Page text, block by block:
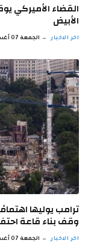
القضاء الأميركي
الأبيض
اخر الاخبار الجمعة 07 أغسطس 8:43 م
ترامب يوليها
وقف بناء قاعة
اخر الاخبار الجمعة 07 أغسطس 8:37 م